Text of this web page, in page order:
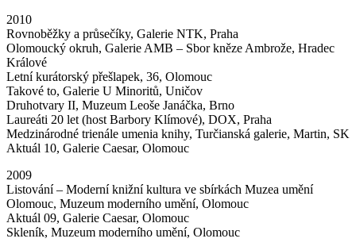
2010
Rovnoběžky a průsečíky, Galerie NTK, Praha
Olomoucký okruh, Galerie AMB – Sbor kněze Ambrože, Hradec
Králové
Letní kurátorský přešlapek, 36, Olomouc
Takové to, Galerie U Minoritů, Uničov
Druhotvary II, Muzeum Leoše Janáčka, Brno
Laureáti 20 let (host Barbory Klímové), DOX, Praha
Medzinárodné trienále umenia knihy, Turčianská galerie, Martin, SK
Aktuál 10, Galerie Caesar, Olomouc
2009
Listování – Moderní knižní kultura ve sbírkách Muzea umění
Olomouc, Muzeum moderního umění, Olomouc
Aktuál 09, Galerie Caesar, Olomouc
Skleník, Muzeum moderního umění, Olomouc